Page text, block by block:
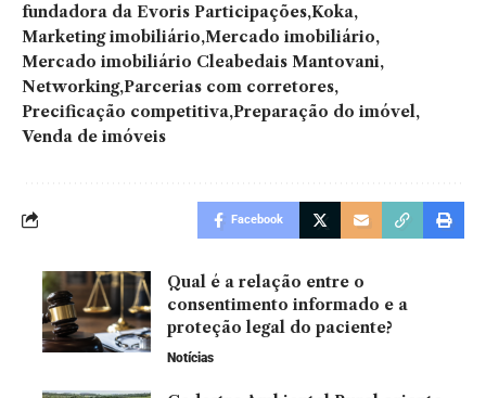
fundadora da Evoris Participações Koka
Marketing imobiliário Mercado imobiliário
Mercado imobiliário Cleabedais Mantovani
Networking Parcerias com corretores
Precificação competitiva Preparação do imóvel
Venda de imóveis
Facebook
Qual é a relação entre o
consentimento informado e a
proteção legal do paciente?
Notícias